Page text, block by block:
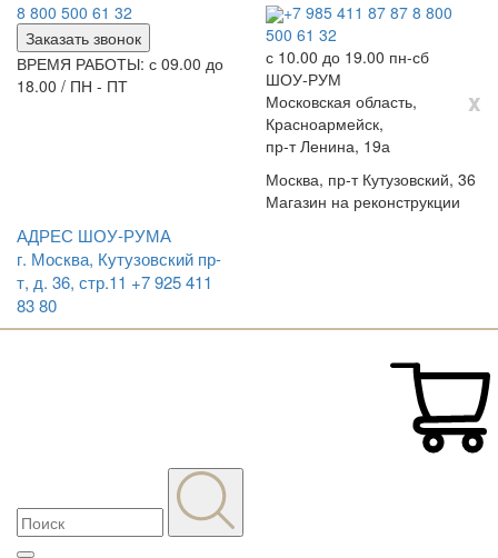
8 800 500 61 32
Заказать звонок
ВРЕМЯ РАБОТЫ: с 09.00 до
18.00 / ПН - ПТ
+7 985 411 87 87 8 800
500 61 32
с 10.00 до 19.00 пн-сб
ШОУ-РУМ
x
Московская область,
Красноармейск,
пр-т Ленина, 19а
Москва, пр-т Кутузовский, 36
Магазин на реконструкции
АДРЕС ШОУ-РУМА
г. Москва, Кутузовский пр-
т, д. 36, стр.11 +7 925 411
83 80